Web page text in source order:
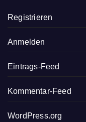
Registrieren
Anmelden
Eintrags-Feed
Kommentar-Feed
WordPress.org